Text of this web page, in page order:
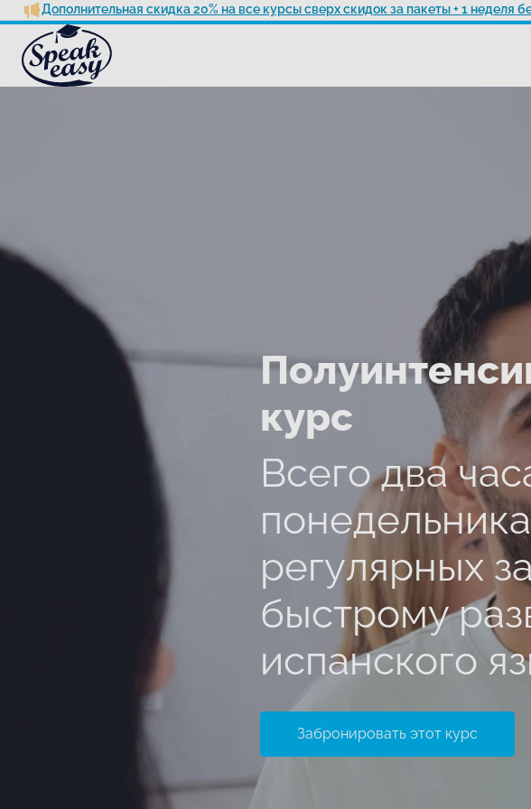
Дополнительная скидка 20% на все курсы сверх скидок за пакеты + 1 неделя
курс
Всего два
регулярных
быстрому
испанского
Забронировать этот курс